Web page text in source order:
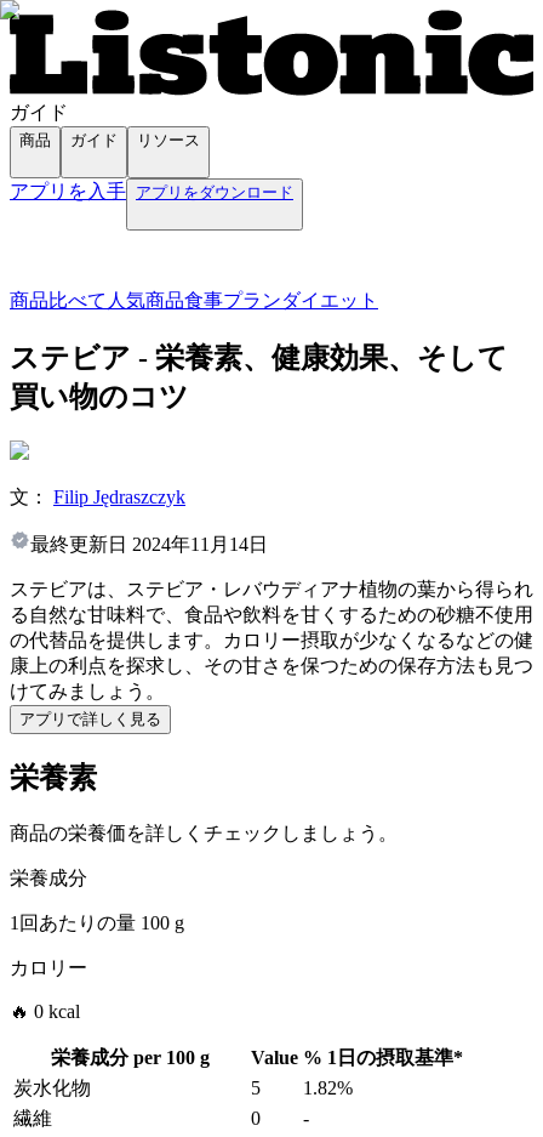
ガイド
商品 ガイド リソース
アプリを入手 アプリをダウンロード
商品比べて 人気商品食事プランダイエット
ステビア - 栄養素、健康効果、そして
買い物のコツ
文： Filip Jędraszczyk
最終更新日 2024年11月14日
ステビアは、ステビア・レバウディアナ植物の葉から得られ
る自然な甘味料で、食品や飲料を甘くするための砂糖不使用
の代替品を提供します。カロリー摂取が少なくなるなどの健
康上の利点を探求し、その甘さを保つための保存方法も見つ
けてみましょう。
アプリで詳しく見る
栄養素
商品の栄養価を詳しくチェックしましょう。
栄養成分
1回あたりの量 100 g
カロリー
🔥 0 kcal
栄養成分 per 100 g Value % 1日の摂取基準*
炭水化物
5
1.82%
繊維
0
-